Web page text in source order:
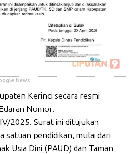
News
Kerinci secara resmi
Nomor:
2025. Surat ini ditujukan
satuan pendidikan, mulai dari
Usia Dini (PAUD) dan Taman